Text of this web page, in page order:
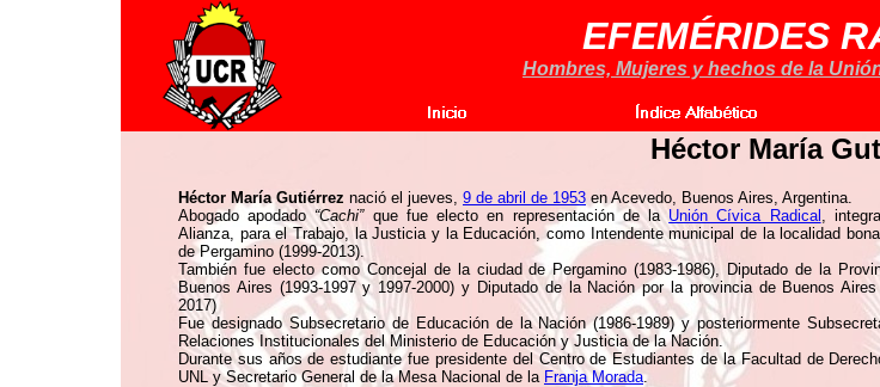
EFEMÉRIDES
Hombres, Mujeres y hechos de la
Héctor María
Héctor María Gutiérrez nació el jueves, 9 de abril de 1953 en Acevedo, Buenos Aires, Argentina.
Abogado apodado “Cachi”que fue electo en representación de laUnión Cívica Radical ,
Alianza, para el Trabajo, la Justicia y la Educación, como Intendente municipal de la localidad
de Pergamino (1999-2013).
También fue electo como Concejal de la ciudad de Pergamino (1983-1986), Diputado de la
Buenos Aires (1993-1997 y 1997-2000) y Diputado de la Nación por la provincia de Buenos Aires
2017)
Fue designado Subsecretario de Educación de la Nación (1986-1989) y posteriormente
Relaciones Institucionales del Ministerio de Educación y Justicia de la Nación.
Durante sus años de estudiante fue presidente del Centro de Estudiantes de la Facultad de
UNL y Secretario General de la Mesa Nacional de la Franja Morada.